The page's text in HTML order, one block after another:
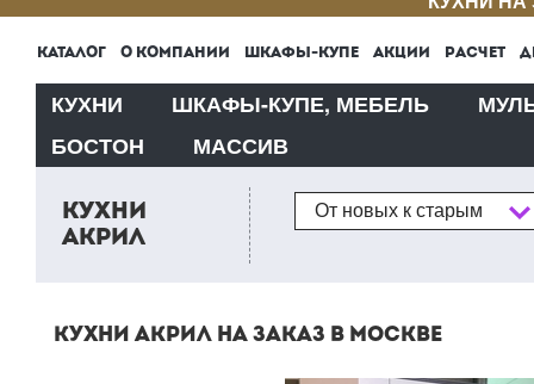
КАТАЛОГ О КОМПАНИИ ШКАФЫ-КУПЕ АКЦИИ РАСЧЕТ
КУХНИ ШКАФЫ-КУПЕ, МЕБЕЛЬ
БОСТОН
МАССИВ
КУХНИ
АКРИЛ
Сортировка
От новых к старым
КУХНИ АКРИЛ НА ЗАКАЗ В МОСКВЕ